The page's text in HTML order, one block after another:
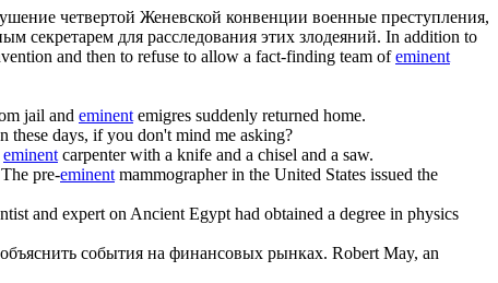
четвертой Женевской конвенции военные преступления,
секретарем для расследования этих злодеяний. In addition to
and then to refuse to allow a fact-finding team ofeminent
jail and eminent emigres suddenly returned home.
these days, if you don't mind me asking?
eminent carpenter with a knife and a chisel and a saw.
The pre-eminent mammographer in the United States issued the
and expert on Ancient Egypt had obtained a degree in physics
события на финансовых рынках. Robert May, an